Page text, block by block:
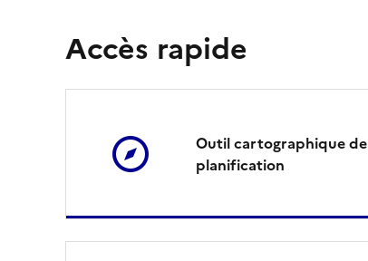
i
t
r
Accès rapide
Outil cartographique de
planification